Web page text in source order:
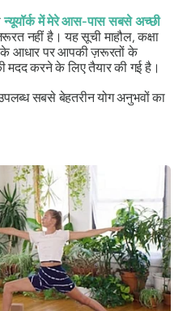
न्यूयॉर्क में मेरे आस-पास सबसे अच्छी
नहीं है। यह सूची माहौल, कक्षा
के आधार पर आपकी ज़रूरतों के
मदद करने के लिए तैयार की गई है।
सबसे बेहतरीन योग अनुभवों का